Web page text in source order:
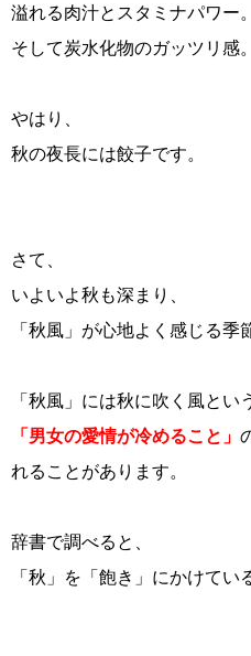
溢れる肉汁とスタミナパワー。
そして炭水化物のガッツリ感。
やはり、
秋の夜長には餃子です。
さて、
いよいよ秋も深まり、
「秋風」が心地よく感じる季
「秋風」には秋に吹く風とい
「男女の愛情が冷めること」
れることがあります。
辞書で調べると、
「秋」を「飽き」にかけてい